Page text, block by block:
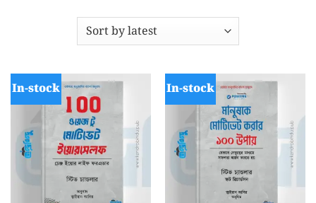
In-stock In-stock